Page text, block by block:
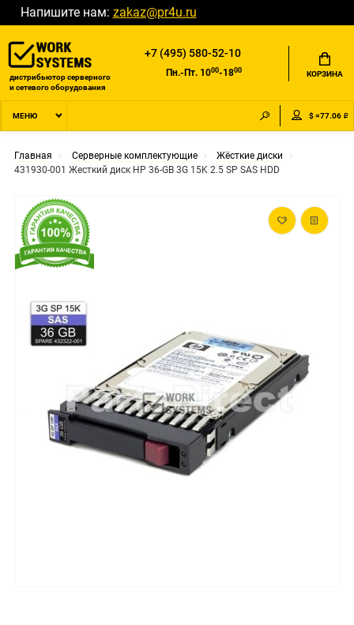
Напишите нам: zakaz@pr4u.ru
дистрибьютор серверного
и сетевого оборудования
+7 (495) 580-52-10
Пн.-Пт. 1000-1800 КОРЗИНА
МЕНЮ $ =77.06 ₽
Главная Серверные комплектующие
Жёсткие диски
431930-001 Жесткий диск HP 36-GB 3G 15K 2.5 SP SAS HDD